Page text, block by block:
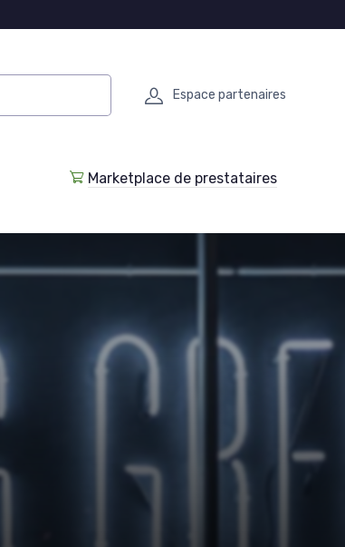
Espace partenaires
Marketplace de prestataires